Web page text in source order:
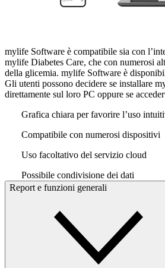
mylife Software è compatibile sia con
mylife Diabetes Care, che con numerosi
della glicemia. mylife Software è
Gli utenti possono decidere se installare
direttamente sul loro PC oppure se
Grafica chiara per favorire l’uso
Compatibile con numerosi dispositivi
Uso facoltativo del servizio cloud
Possibile condivisione dei dati
Report e funzioni generali